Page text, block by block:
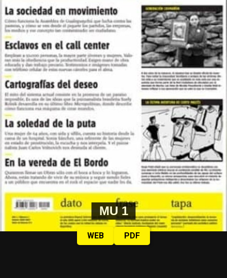
MU 1
WEB PDF